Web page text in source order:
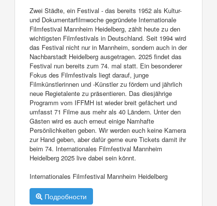
Zwei Städte, ein Festival - das bereits 1952 als Kultur-
und Dokumentarfilmwoche gegründete Internationale
Filmfestival Mannheim Heidelberg, zählt heute zu den
wichtigsten Filmfestivals in Deutschland. Seit 1994 wird
das Festival nicht nur in Mannheim, sondern auch in der
Nachbarstadt Heidelberg ausgetragen. 2025 findet das
Festival nun bereits zum 74. mal statt. Ein besonderer
Fokus des Filmfestivals liegt darauf, junge
Filmkünstlerinnen und -Künstler zu fördern und jährlich
neue Regietalente zu präsentieren. Das diesjährige
Programm vom IFFMH ist wieder breit gefächert und
umfasst 71 Filme aus mehr als 40 Ländern. Unter den
Gästen wird es auch erneut einige Namhafte
Persönlichkeiten geben. Wir werden euch keine Kamera
zur Hand geben, aber dafür gerne eure Tickets damit ihr
beim 74. Internationales Filmfestival Mannheim
Heidelberg 2025 live dabei sein könnt.
Internationales Filmfestival Mannheim Heidelberg
Подробности